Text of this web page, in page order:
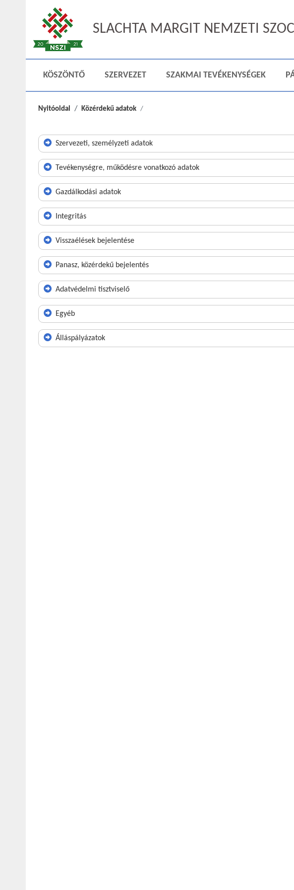
SLACHTA MARGIT NEMZETI
KÖSZÖNTŐ SZERVEZET SZAKMAI TEVÉKENYSÉGEK
Nyitóoldal Közérdekű adatok
Szervezeti, személyzeti adatok
Tevékenységre, működésre vonatkozó adatok
Gazdálkodási adatok
Integritás
Visszaélések bejelentése
Panasz, közérdekű bejelentés
Adatvédelmi tisztviselő
Egyéb
Álláspályázatok